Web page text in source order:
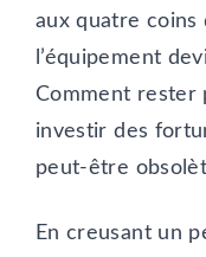
aux quatre coins
l’équipement
Comment rester
investir des
peut-être
En creusant un